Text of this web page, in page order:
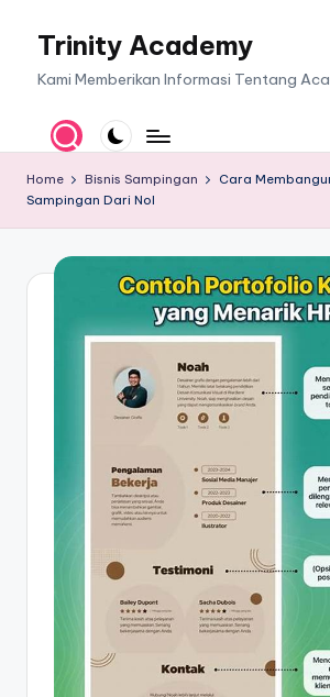
Trinity Academy
Kami Memberikan Informasi Tentang
Home Bisnis Sampingan
Cara
Sampingan Dari Nol